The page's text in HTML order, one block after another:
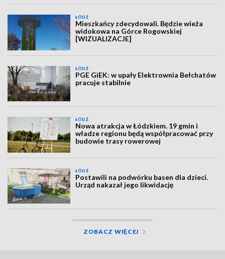
ŁÓDŹ
Mieszkańcy zdecydowali. Będzie wieża
widokowa na Górce Rogowskiej
[WIZUALIZACJE]
ŁÓDŹ
PGE GiEK: w upały Elektrownia Bełchatów
pracuje stabilnie
ŁÓDŹ
Nowa atrakcja w Łódzkiem. 19 gmin i
władze regionu będą współpracować przy
budowie trasy rowerowej
ŁÓDŹ
Postawili na podwórku basen dla dzieci.
Urząd nakazał jego likwidację
ZOBACZ WIĘCEJ